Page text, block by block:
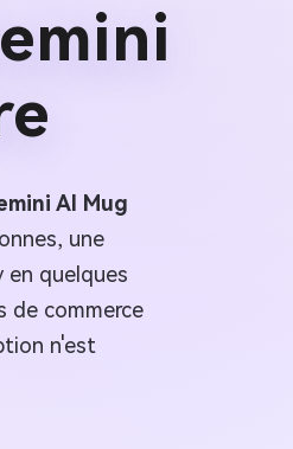
AI Mug
une
quelques
de commerce
n'est